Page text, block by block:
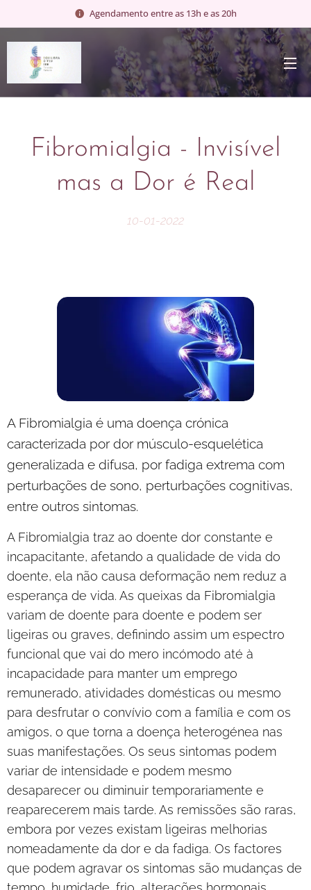
Agendamento entre as 13h e as 20h
Fibromialgia - Invisível
mas a Dor é Real
10-01-2022
A Fibromialgia é uma doença crónica
caracterizada por dor músculo-esquelética
generalizada e difusa, por fadiga extrema com
perturbações de sono, perturbações cognitivas,
entre outros sintomas.
A Fibromialgia traz ao doente dor constante e
incapacitante, afetando a qualidade de vida do
doente, ela não causa deformação nem reduz a
esperança de vida. As queixas da Fibromialgia
variam de doente para doente e podem ser
ligeiras ou graves, definindo assim um espectro
funcional que vai do mero incómodo até à
incapacidade para manter um emprego
remunerado, atividades domésticas ou mesmo
para desfrutar o convívio com a família e com os
amigos, o que torna a doença heterogénea nas
suas manifestações. Os seus sintomas podem
variar de intensidade e podem mesmo
desaparecer ou diminuir temporariamente e
reaparecerem mais tarde. As remissões são raras,
embora por vezes existam ligeiras melhorias
nomeadamente da dor e da fadiga. Os factores
que podem agravar os sintomas são mudanças de